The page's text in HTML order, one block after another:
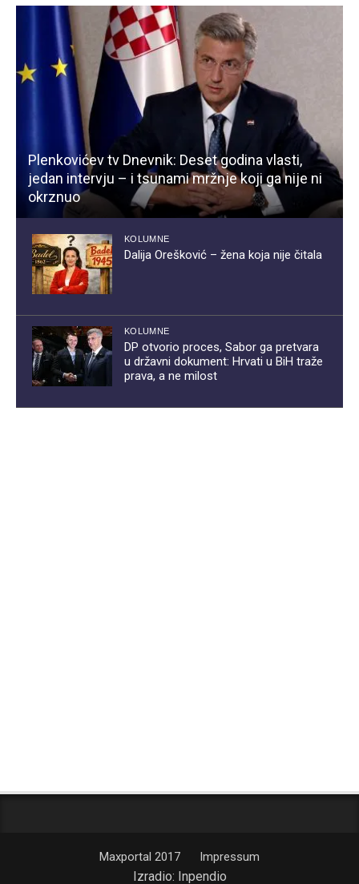
Plenkovićev tv Dnevnik: Deset godina vlasti,
jedan intervju – i tsunami mržnje koji ga nije ni
okrznuo
KOLUMNE
Dalija Orešković – žena koja nije čitala
KOLUMNE
DP otvorio proces, Sabor ga pretvara
u državni dokument: Hrvati u BiH traže
prava, a ne milost
Maxportal 2017 Impressum
Izradio: Inpendio